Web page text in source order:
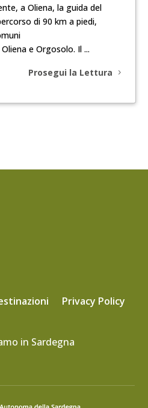
a Oliena, la guida del
di 90 km a piedi,
e Orgosolo. Il ...
Prosegui la Lettura
Privacy Policy
in Sardegna